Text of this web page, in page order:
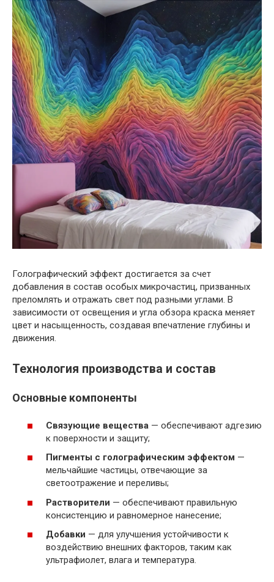
Голографический эффект достигается за счет
добавления в состав особых микрочастиц, призванных
преломлять и отражать свет под разными углами. В
зависимости от освещения и угла обзора краска меняет
цвет и насыщенность, создавая впечатление глубины и
движения.
Технология производства и состав
Основные компоненты
Связующие вещества — обеспечивают адгезию
к поверхности и защиту;
Пигменты с голографическим эффектом —
мельчайшие частицы, отвечающие за
светоотражение и переливы;
Растворители — обеспечивают правильную
консистенцию и равномерное нанесение;
Добавки — для улучшения устойчивости к
воздействию внешних факторов, таким как
ультрафиолет, влага и температура.